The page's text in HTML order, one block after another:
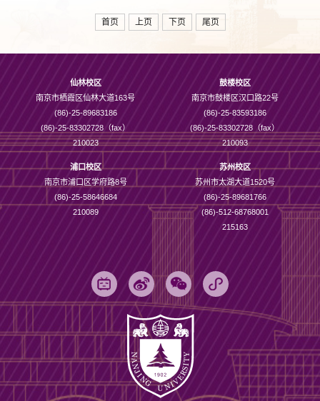
首页 上页 下页 尾页
仙林校区
南京市栖霞区仙林大道163号
(86)-25-89683186
(86)-25-83302728（fax）
210023
鼓楼校区
南京市鼓楼区汉口路22号
(86)-25-83593186
(86)-25-83302728（fax）
210093
浦口校区
南京市浦口区学府路8号
(86)-25-58646684
210089
苏州校区
苏州市太湖大道1520号
(86)-25-89681766
(86)-512-68768001
215163